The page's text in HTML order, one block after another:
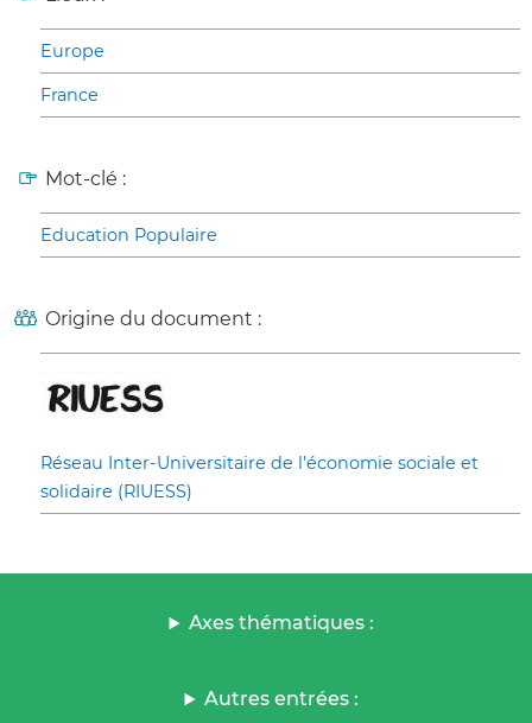
Europe
France
Mot-clé :
Education Populaire
Origine du document :
Réseau Inter-Universitaire de l’économie sociale et
solidaire (RIUESS)
Axes thématiques :
Autres entrées :